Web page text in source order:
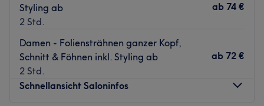
Styling ab
2 Std.
ab 74 €
Damen - Foliensträhnen ganzer Kopf,
Schnitt & Föhnen inkl. Styling ab
2 Std.
ab 72 €
Schnellansicht Saloninfos